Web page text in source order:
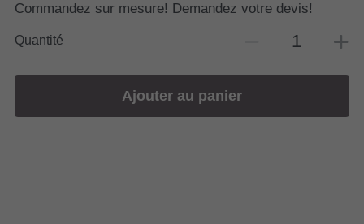
Commandez sur mesure! Demandez votre devis!
Quantité
Ajouter au panier